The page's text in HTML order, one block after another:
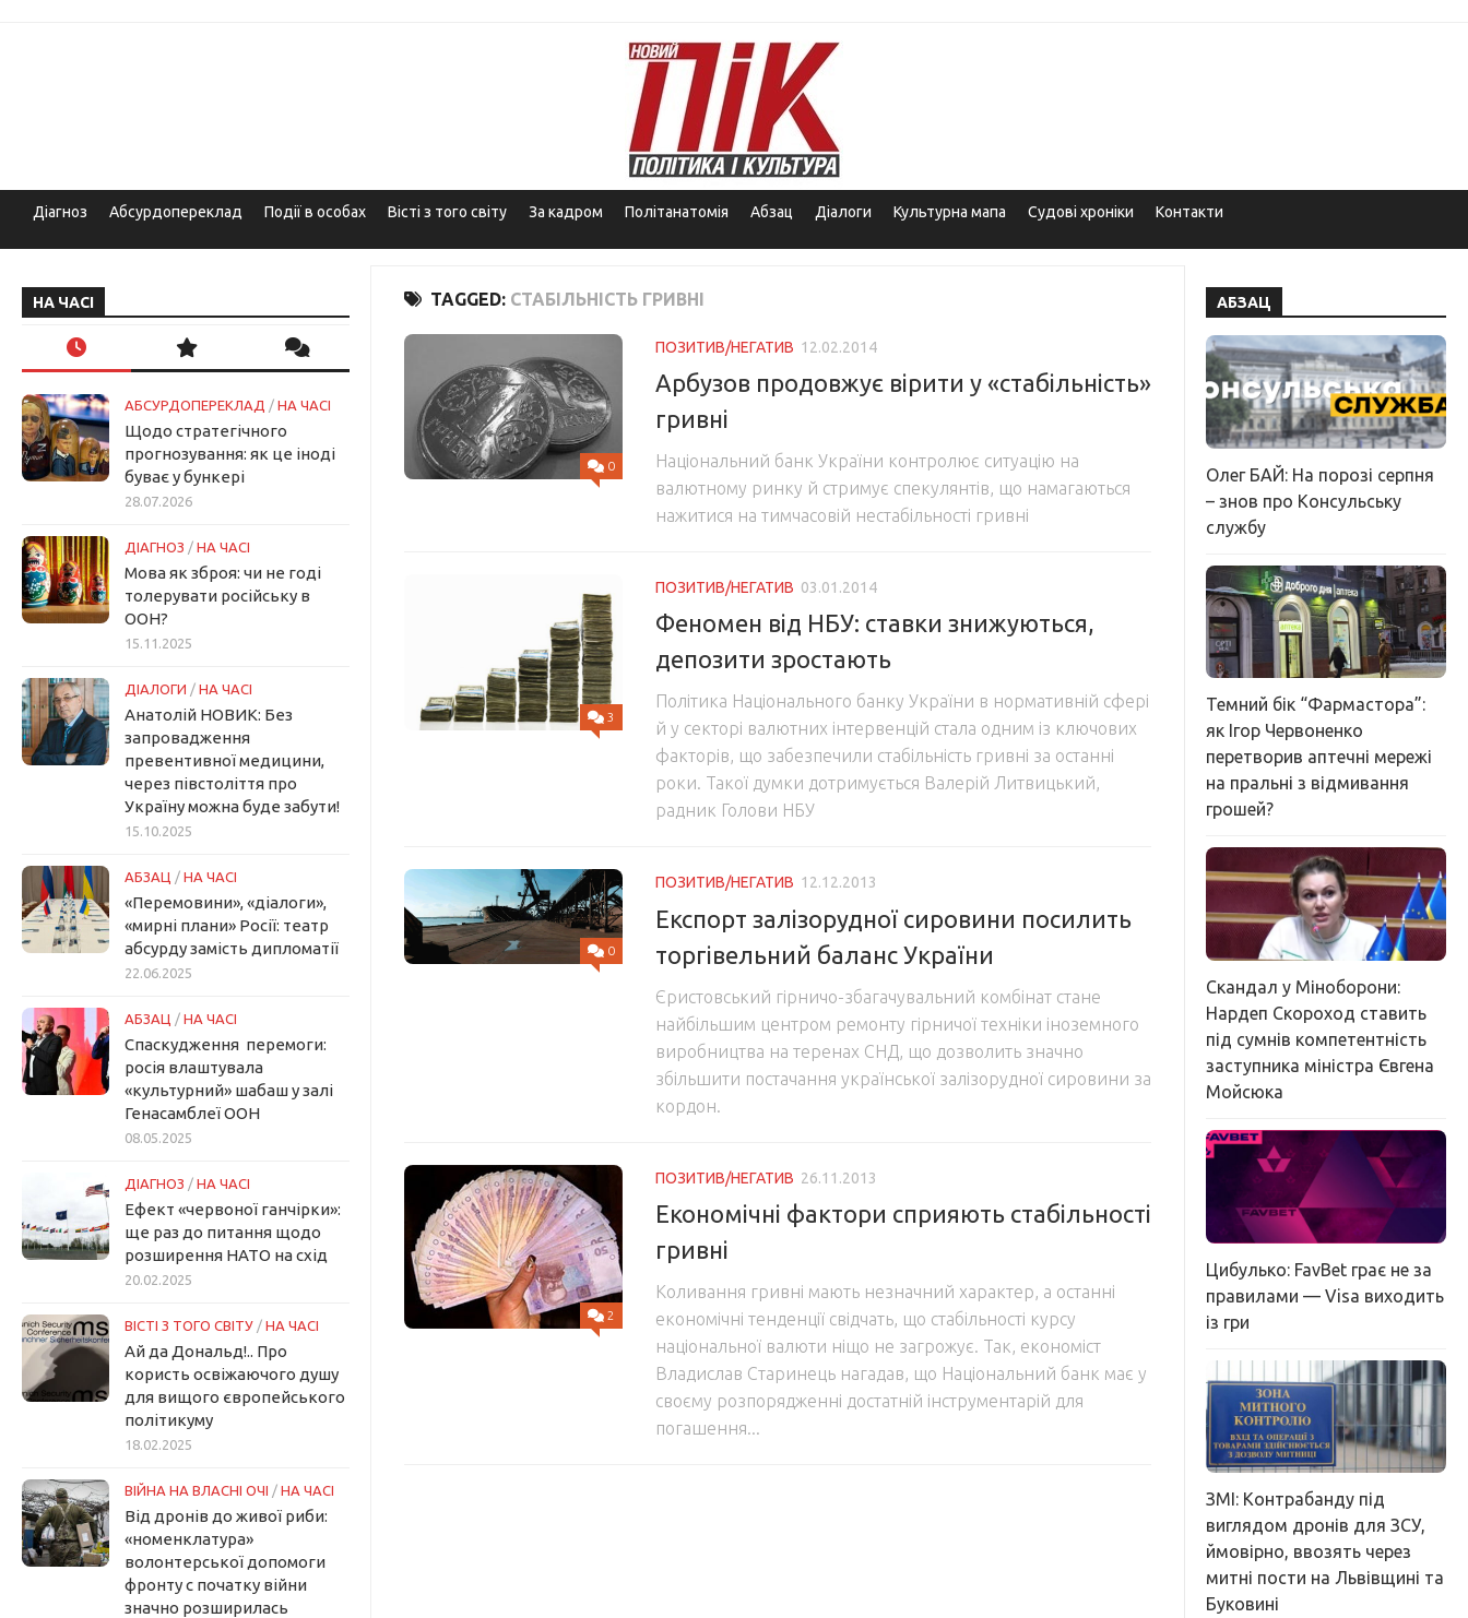
Діагноз Абсурдопереклад Події в особах Вісті з того світу За кадром Політанатомія Абзац Діалоги Культурна мапа Судові хроніки Контакти
TAGGED: СТАБІЛЬНІСТЬ ГРИВНІ
0
ПОЗИТИВ/НЕГАТИВ 12.02.2014
Арбузов продовжує вірити у «стабільність»
гривні
Національний банк України контролює ситуацію на
валютному ринку й стримує спекулянтів, що намагаються
нажитися на тимчасовій нестабільності гривні
3
ПОЗИТИВ/НЕГАТИВ 03.01.2014
Феномен від НБУ: ставки знижуються,
депозити зростають
Політика Національного банку України в нормативній сфері
й у секторі валютних інтервенцій стала одним із ключових
факторів, що забезпечили стабільність гривні за останні
роки. Такої думки дотримується Валерій Литвицький,
радник Голови НБУ
0
ПОЗИТИВ/НЕГАТИВ 12.12.2013
Експорт залізорудної сировини посилить
торгівельний баланс України
Єристовський гірничо-збагачувальний комбінат стане
найбільшим центром ремонту гірничої техніки іноземного
виробництва на теренах СНД, що дозволить значно
збільшити постачання української залізорудної сировини за
кордон.
2
ПОЗИТИВ/НЕГАТИВ 26.11.2013
Економічні фактори сприяють стабільності
гривні
Коливання гривні мають незначний характер, а останні
економічні тенденції свідчать, що стабільності курсу
національної валюти ніщо не загрожує. Так, економіст
Владислав Старинець нагадав, що Національний банк має у
своєму розпорядженні достатній інструментарій для
погашення...
НА ЧАСІ
АБСУРДОПЕРЕКЛАД / НА ЧАСІ
Щодо стратегічного
прогнозування: як це іноді
буває у бункері
28.07.2026
ДІАГНОЗ / НА ЧАСІ
Мова як зброя: чи не годі
толерувати російську в
ООН?
15.11.2025
ДІАЛОГИ / НА ЧАСІ
Анатолій НОВИК: Без
запровадження
превентивної медицини,
через півстоліття про
Україну можна буде забути!
15.10.2025
АБЗАЦ / НА ЧАСІ
«Перемовини», «діалоги»,
«мирні плани» Росії: театр
абсурду замість дипломатії
22.06.2025
АБЗАЦ / НА ЧАСІ
Спаскудження перемоги:
росія влаштувала
«культурний» шабаш у залі
Генасамблеї ООН
08.05.2025
ДІАГНОЗ / НА ЧАСІ
Ефект «червоної ганчірки»:
ще раз до питання щодо
розширення НАТО на схід
20.02.2025
ВІСТІ З ТОГО СВІТУ / НА ЧАСІ
Ай да Дональд!.. Про
користь освіжаючого душу
для вищого європейського
політикуму
18.02.2025
ВІЙНА НА ВЛАСНІ ОЧІ / НА ЧАСІ
Від дронів до живої риби:
«номенклатура»
волонтерської допомоги
фронту с початку війни
значно розширилась
АБЗАЦ
Олег БАЙ: На порозі серпня
– знов про Консульську
службу
Темний бік “Фармастора”:
як Ігор Червоненко
перетворив аптечні мережі
на пральні з відмивання
грошей?
Скандал у Міноборони:
Нардеп Скороход ставить
під сумнів компетентність
заступника міністра Євгена
Мойсюка
Цибулько: FavBet грає не за
правилами — Visa виходить
із гри
ЗМІ: Контрабанду під
виглядом дронів для ЗСУ,
ймовірно, ввозять через
митні пости на Львівщині та
Буковині